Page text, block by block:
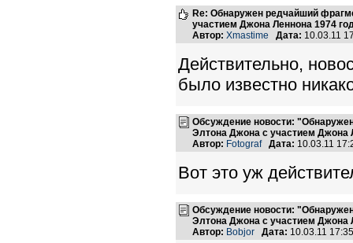
Re: Обнаружен редчайший
участием Джона Леннона 1974
Автор: Xmastime Дата: 10.03.11
Действительно,
было известно
Обсуждение новости:
Элтона Джона с участием Джона
Автор: Fotograf Дата: 10.03.11
Вот это уж
Обсуждение новости:
Элтона Джона с участием Джона
Автор: Bobjor Дата: 10.03.11